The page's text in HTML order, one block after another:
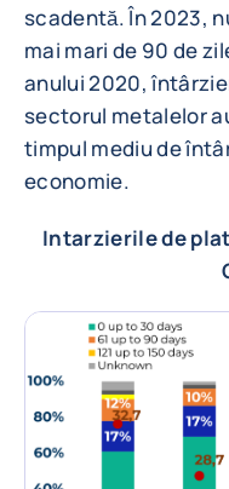
scadentă. În 2023,
mai mari de 90 de
anului 2020,
sectorul metalelor
timpul mediu de
economie.
Intarzierile de